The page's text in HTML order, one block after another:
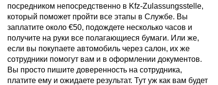
посредником непосредственно в Kfz-Zulassungsstelle,
который поможет пройти все этапы в Службе. Вы
заплатите около €50, подождете несколько часов и
получите на руки все полагающиеся бумаги. Или же,
если вы покупаете автомобиль через салон, их же
сотрудники помогут вам и в оформлении документов.
Вы просто пишите доверенность на сотрудника,
платите ему и ожидаете результат. Тут уж как вам будет